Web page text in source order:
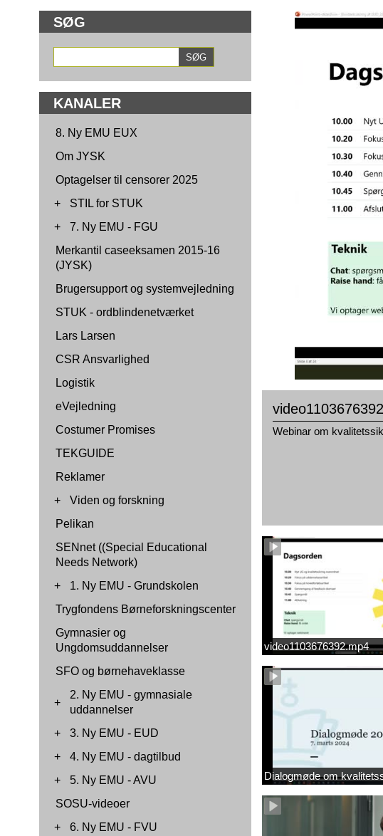
SØG
KANALER
8. Ny EMU EUX
Om JYSK
Optagelser til censorer 2025
+
STIL for STUK
+
7. Ny EMU - FGU
Merkantil caseeksamen 2015-16
(JYSK)
Brugersupport og systemvejledning
STUK - ordblindenetværket
Lars Larsen
CSR Ansvarlighed
Logistik
eVejledning
Costumer Promises
TEKGUIDE
Reklamer
+
Viden og forskning
Pelikan
SENnet ((Special Educational
Needs Network)
+
1. Ny EMU - Grundskolen
Trygfondens Børneforskningscenter
Gymnasier og
Ungdomsuddannelser
SFO og børnehaveklasse
+
2. Ny EMU - gymnasiale
uddannelser
+
3. Ny EMU - EUD
+
4. Ny EMU - dagtilbud
+
5. Ny EMU - AVU
SOSU-videoer
+
6. Ny EMU - FVU
Webinar om
video1103676392.mp4
Dialogmøde om